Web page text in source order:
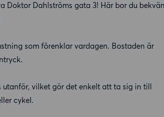
Doktor Dahlströms gata 3! Här bor du
som förenklar vardagen. Bostaden är
utanför, vilket gör det enkelt att ta sig in till
cykel.